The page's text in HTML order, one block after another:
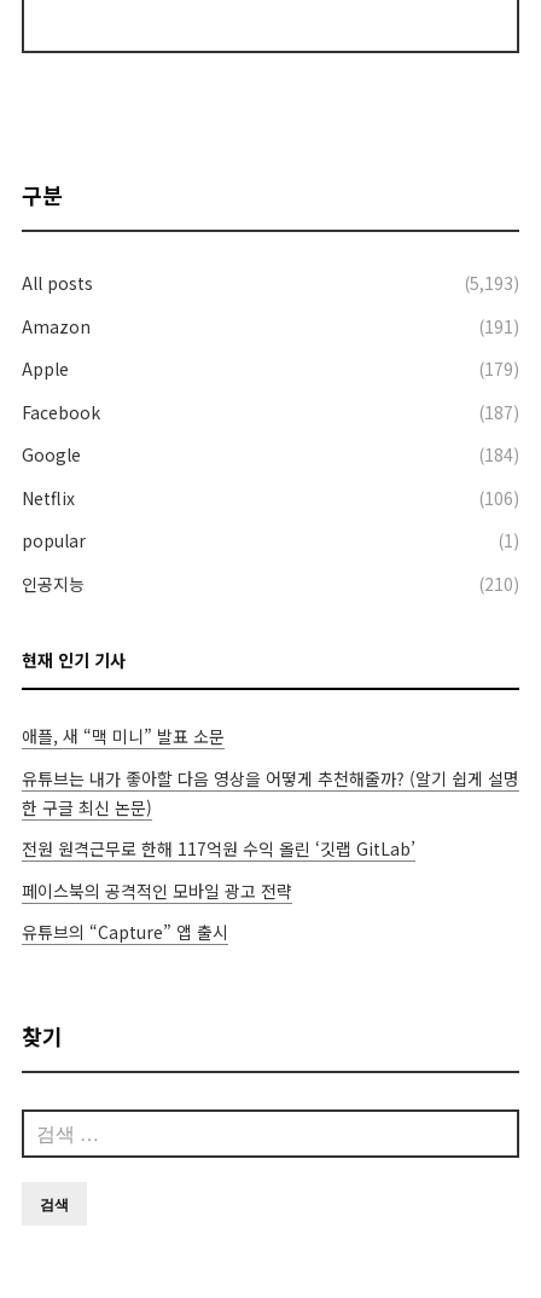
구분
All posts
(5,193)
Amazon
(191)
Apple
(179)
Facebook
(187)
Google
(184)
Netflix
(106)
popular
(1)
인공지능
(210)
현재 인기 기사
애플, 새 “맥 미니” 발표 소문
유튜브는 내가 좋아할 다음 영상을 어떻게 추천해줄까? (알기 쉽게 설명
한 구글 최신 논문)
전원 원격근무로 한해 117억원 수익 올린 ‘깃랩 GitLab’
페이스북의 공격적인 모바일 광고 전략
유튜브의 “Capture” 앱 출시
찾기
색: